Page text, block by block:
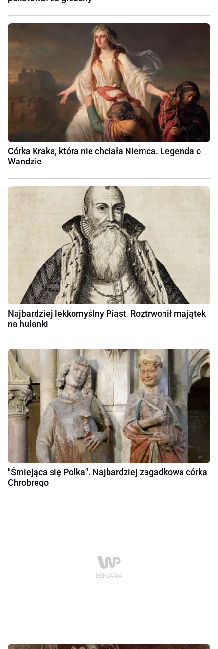
Córka Kraka, która nie chciała Niemca. Legenda o
Wandzie
Najbardziej lekkomyślny Piast. Roztrwonił majątek
na hulanki
"Śmiejąca się Polka". Najbardziej zagadkowa córka
Chrobrego